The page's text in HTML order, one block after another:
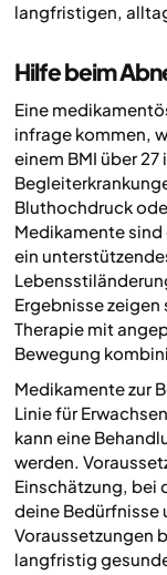
langfristigen,
Hilfe beim
Eine
infrage kommen,
einem BMI über
Bluthochdruck
Medikamente
ein
Ergebnisse
Therapie mit
Bewegung
Medikamente zur
Linie für
kann eine
werden.
Einschätzung, bei
deine Bedürfnisse
Voraussetzungen
langfristig